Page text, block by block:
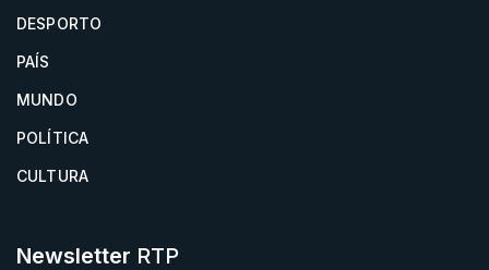
DESPORTO
PAÍS
MUNDO
POLÍTICA
CULTURA
Newsletter RTP